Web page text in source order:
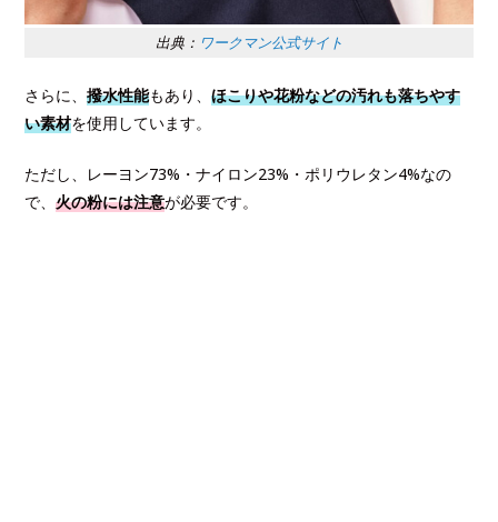
出典： ワークマン公式サイト
さらに、撥水性能もあり、ほこりや花粉などの汚れも落ちやす
い素材を使用しています。
ただし、レーヨン73%・ナイロン23%・ポリウレタン4%なの
で、火の粉には注意が必要です。